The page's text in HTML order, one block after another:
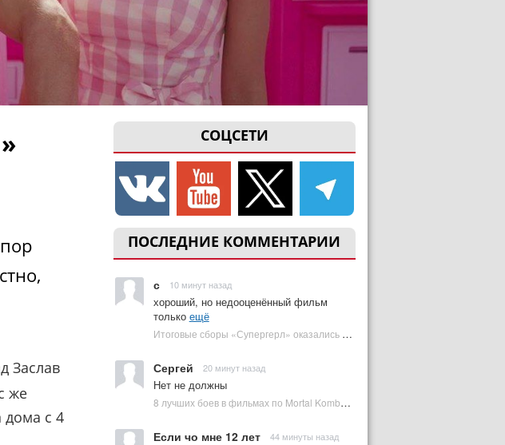
СОЦСЕТИ
ПОСЛЕДНИЕ КОММЕНТАРИИ
с 10 минут назад
хороший, но недооценённый фильм
только ещё
Итоговые сборы «Супергерл» оказались худшими для DC за два десятилетия | Plugged In Ru
Сергей 20 минут назад
Нет не должны
8 лучших боев в фильмах по Mortal Kombat: от «Смертельной битвы» до «Мортал Комбат 2» | Plugged In Ru
Если чо мне 12 лет 44 минуты назад
Заслав
же
дома с 4